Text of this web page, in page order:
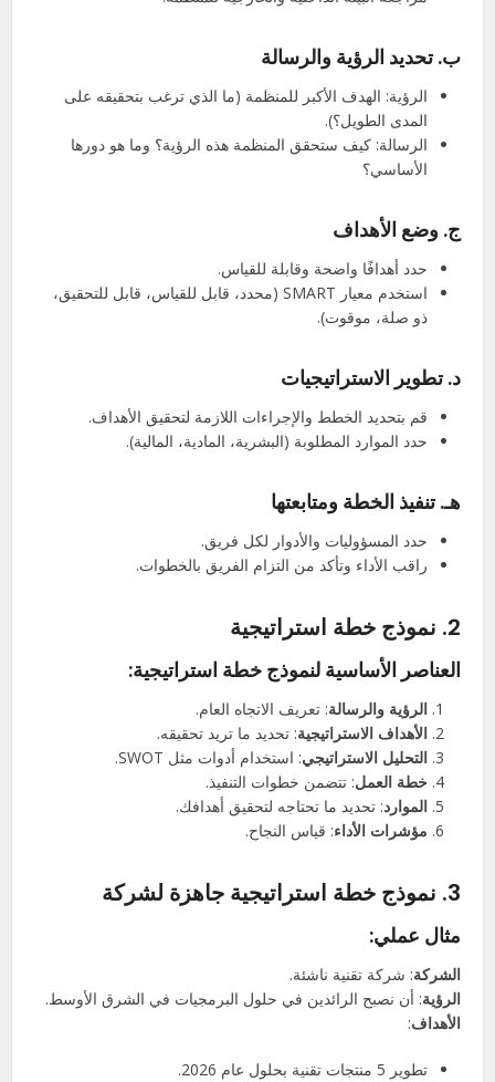
ب.تحديد الرؤية والرسالة
الرؤية: الهدف الأكبر للمنظمة (ما الذي ترغب بتحقيقه على
المدى الطويل؟).
الرسالة: كيف ستحقق المنظمة هذه الرؤية؟ وما هو دورها
الأساسي؟
ج. وضع الأهداف
حدد أهدافًا واضحة وقابلة للقياس.
استخدم معيار SMART (محدد، قابل للقياس، قابل للتحقيق،
ذو صلة، موقوت).
د.تطوير الاستراتيجيات
قم بتحديد الخطط والإجراءات اللازمة لتحقيق الأهداف.
حدد الموارد المطلوبة (البشرية، المادية، المالية).
هـ.تنفيذ الخطة ومتابعتها
حدد المسؤوليات والأدوار لكل فريق.
راقب الأداء وتأكد من التزام الفريق بالخطوات.
2. نموذج خطة استراتيجية
العناصر الأساسية لنموذج خطة استراتيجية:
الرؤية والرسالة: تعريف الاتجاه العام.
الأهداف الاستراتيجية: تحديد ما تريد تحقيقه.
التحليل الاستراتيجي: استخدام أدوات مثل SWOT.
خطة العمل: تتضمن خطوات التنفيذ.
الموارد: تحديد ما تحتاجه لتحقيق أهدافك.
مؤشرات الأداء: قياس النجاح.
3. نموذج خطة استراتيجية جاهزة لشركة
مثال عملي:
الشركة: شركة تقنية ناشئة.
الرؤية: أن نصبح الرائدين في حلول البرمجيات في الشرق الأوسط.
الأهداف:
تطوير 5 منتجات تقنية بحلول عام 2026.